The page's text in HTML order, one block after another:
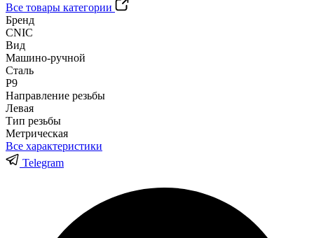
Все товары категории
Бренд
CNIC
Вид
Машино-ручной
Сталь
Р9
Направление резьбы
Левая
Тип резьбы
Метрическая
Все характеристики
Telegram